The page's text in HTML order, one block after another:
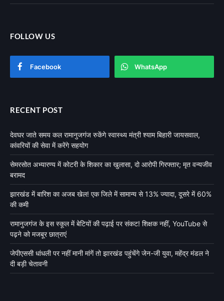
FOLLOW US
Facebook WhatsApp
RECENT POST
देवघर जाते समय कल रामानुजगंज रुकेंगे स्वास्थ्य मंत्री श्याम बिहारी जायसवाल,
कांवरियों की सेवा में करेंगे सहयोग
सेमरसोत अभ्यारण्य में कोटरी के शिकार का खुलासा, दो आरोपी गिरफ्तार; मृत वन्यजीव
बरामद
झारखंड में बारिश का अजब खेल! एक जिले में सामान्य से 13% ज्यादा, दूसरे में 60%
की कमी
रामानुजगंज के इस स्कूल में बेटियों की पढ़ाई पर संकट! शिक्षक नहीं, YouTube से
पढ़ने को मजबूर छात्राएं
जेपीएससी धांधली पर नहीं मानी मांगें तो झारखंड पहुंचेंगे जेन-जी युवा, महेंद्र मंडल ने
दी बड़ी चेतावनी